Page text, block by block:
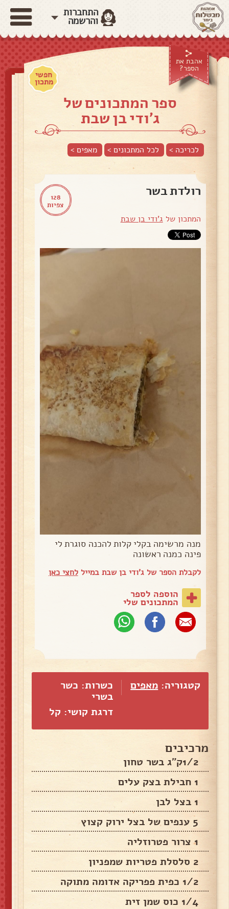
התחברות
והרשמה
אהבת את
הספר?
חפשי
מתכון
ספר המתכונים של
ג'ודי בן שבת
לכריכה > לכל המתכונים > מאפים>
128
צפיות
רולדת בשר
המתכון של ג'ודי בן שבת
מנה מרשימה בקלי קלות להכנה סוגרת לי
פינה כמנה ראשונה
לקבלת הספר של ג'ודי בן שבת במייללחצי כאן
הוספה לספר
המתכונים שלי
קטגוריה: מאפים
כשרות: כשר
בשרי
דרגת קושי: קל
מרכיבים
1/2ק"ג בשר טחון
1 חבילת בצק עלים
1 בצל לבן
5 ענפים של בצל ירוק קצוץ
1 צרור פטרוזליה
2 סלסלת פטריות שמפניון
1/2 כפית פפריקה אדומה מתוקה
1/4 כוס שמן זית